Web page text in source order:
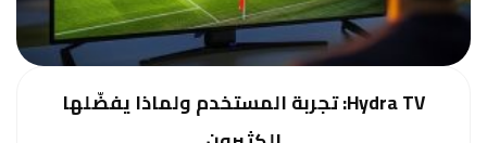
Hydra TV: تجربة المستخدم ولماذا يفضّلها